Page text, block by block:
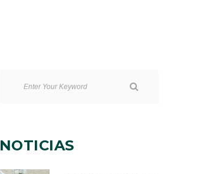
NOTICIAS